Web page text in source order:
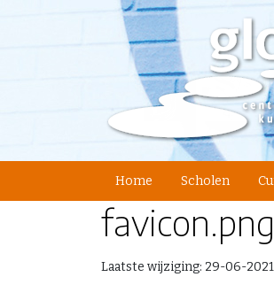
Home Scholen
favicon.png
Laatste wijziging: 29-06-2021